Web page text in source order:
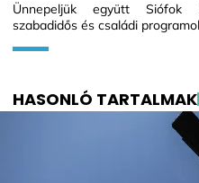
Ünnepeljük együtt Siófok
szabadidős és családi
HASONLÓ TARTALMAK